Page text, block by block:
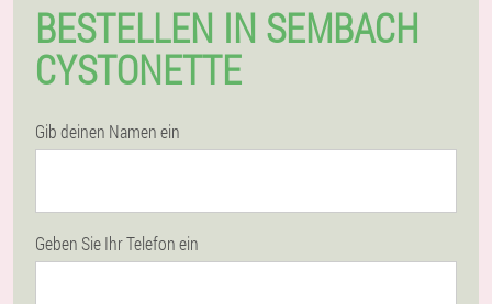
BESTELLEN IN SEMBACH
CYSTONETTE
Gib deinen Namen ein
Geben Sie Ihr Telefon ein